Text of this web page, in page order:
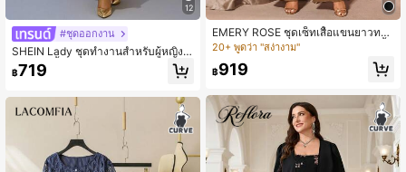
12
#ชุดออกงาน
SHEIN Lady ชุดทำงานสำหรับผู้หญิงไ
ซส์ใหญ่ เสื้อเบลาส์และกางเกงดีไซน์ผ่า
ตาข่ายประดับเลื่อม ชุด 2 ชิ้นหรูหรา สำ
฿719
EMERY ROSE ชุดเซ็ทเสื้อแขนยาวทรง
หลวมไซส์ใหญ่และกางเกงขาบาน 2 ชิ้น
20+ พูดว่า "สง่างาม"
฿919